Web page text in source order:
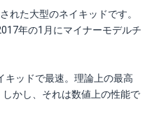
れた大型のネイキッドです。
年の1月にマイナーモデルチ
キッドで最速。理論上の最高
かし、それは数値上の性能で